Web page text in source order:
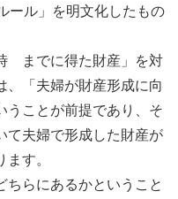
ール」を明文化したもの
までに得た財産」を対
、「夫婦が財産形成に向
うことが前提であり、そ
て夫婦で形成した財産が
す。
ちらにあるかということ